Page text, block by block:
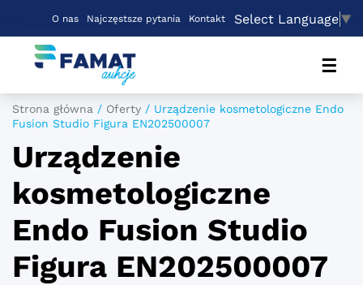
O nas Najczęstsze pytania Kontakt Select Language▼
☰
Strona główna / Oferty / Urządzenie kosmetologiczne Endo
Fusion Studio Figura EN202500007
Urządzenie
kosmetologiczne
Endo Fusion Studio
Figura EN202500007